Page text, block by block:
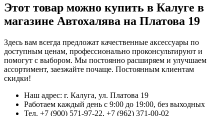
Этот товар можно купить в Калуге в
магазине Автохалява на Платова 19
Здесь вам всегда предложат качественные аксессуары по
доступным ценам, профессионально проконсультируют и
помогут с выбором. Мы постоянно расширяем и улучшаем
ассортимент, заезжайте почаще. Постоянным клиентам
скидки!
Наш адрес: г. Калуга, ул. Платова 19
Работаем каждый день с 9:00 до 19:00, без выходных
Тел. +7 (900) 571-97-22, +7 (962) 371-00-02